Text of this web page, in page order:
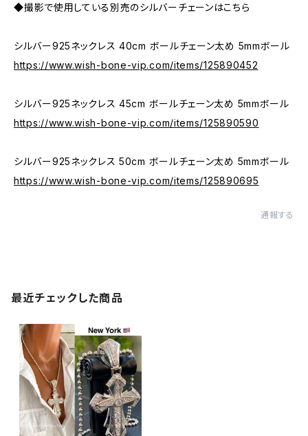
◆撮影で使用している別売のシルバーチェーンはこちら
シルバー925ネックレス 40cm ボールチェーン太め 5mmボール
https://www.wish-bone-vip.com/items/125890452
シルバー925ネックレス 45cm ボールチェーン太め 5mmボール
https://www.wish-bone-vip.com/items/125890590
シルバー925ネックレス 50cm ボールチェーン太め 5mmボール
https://www.wish-bone-vip.com/items/125890695
通報する
最近チェックした商品